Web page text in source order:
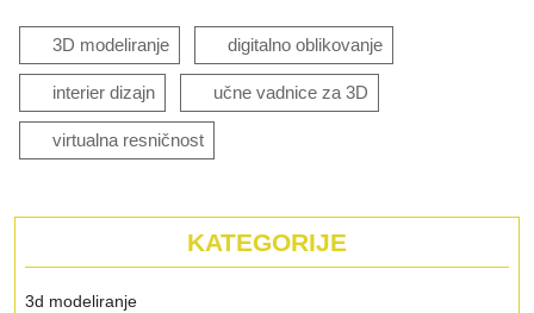
3D modeliranje digitalno oblikovanje
interier dizajn učne vadnice za 3D
virtualna resničnost
KATEGORIJE
3d modeliranje